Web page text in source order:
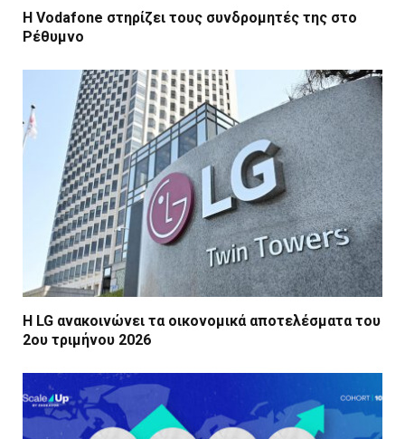
Η Vodafone στηρίζει τους συνδρομητές της στο
Ρέθυμνο
Η LG ανακοινώνει τα οικονομικά αποτελέσματα του
2ου τριμήνου 2026